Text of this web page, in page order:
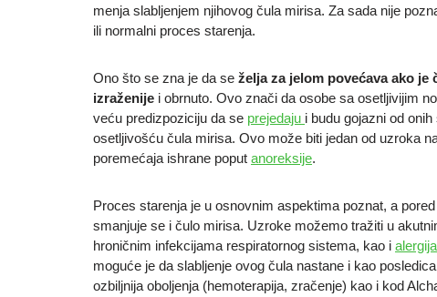
menja slabljenjem njihovog čula mirisa. Za sada nije
ili normalni proces starenja.
Ono što se zna je da se želja za jelom povećava ako je
izraženije i obrnuto. Ovo znači da osobe sa osetljivijim
veću predizpoziciju da se prejedaju i budu gojazni od
osetljivošću čula mirisa. Ovo može biti jedan od uzroka
poremećaja ishrane poput anoreksije.
Proces starenja je u osnovnim aspektima poznat, a
smanjuje se i čulo mirisa. Uzroke možemo tražiti u
hroničnim infekcijama respiratornog sistema, kao i
moguće je da slabljenje ovog čula nastane i kao
ozbiljnija oboljenja (hemoterapija, zračenje) kao i kod